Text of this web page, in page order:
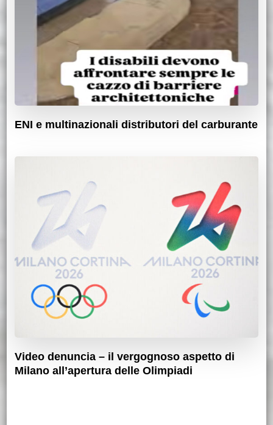
ENI e multinazionali distributori del carburante
Video denuncia – il vergognoso aspetto di
Milano all’apertura delle Olimpiadi